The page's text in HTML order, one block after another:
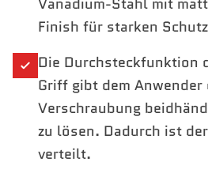
Finish für starken
Die Durchsteckfunktion
Griff gibt dem
Verschraubung
zu lösen. Dadurch ist
verteilt.